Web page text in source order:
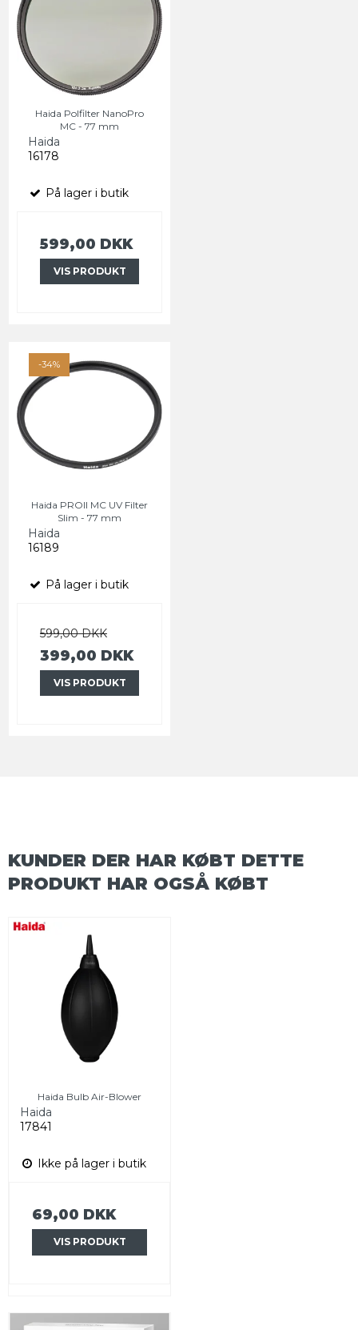
Haida Polfilter NanoPro
MC - 77 mm
Haida
16178
På lager i butik
599,00 DKK
VIS PRODUKT
-34%
Haida PROII MC UV Filter
Slim - 77 mm
Haida
16189
På lager i butik
599,00 DKK
399,00 DKK
VIS PRODUKT
KUNDER DER HAR KØBT DETTE
PRODUKT HAR OGSÅ KØBT
Haida Bulb Air-Blower
Haida
17841
Ikke på lager i butik
69,00 DKK
VIS PRODUKT